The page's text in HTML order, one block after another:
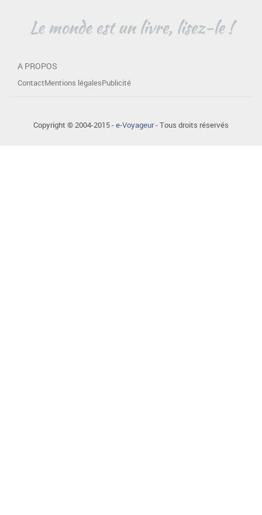
A PROPOS
ContactMentions légalesPublicité
Copyright © 2004-2015 -e-Voyageur- Tous droits réservés